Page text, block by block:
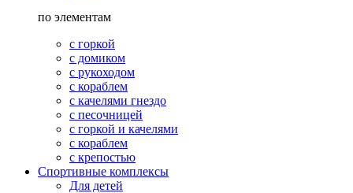
по элементам
с горкой
с домиком
с рукоходом
с кораблем
с качелями гнездо
с песочницей
с горкой и качелями
с кораблем
с крепостью
Спортивные комплексы
Для детей